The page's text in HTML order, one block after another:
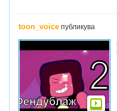
toon_voice публикува